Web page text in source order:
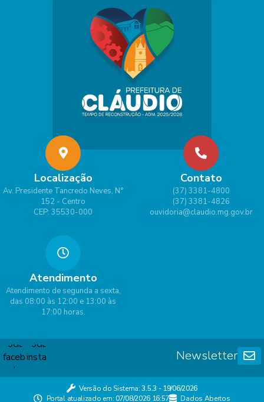
Localização
Av. Presidente Tancredo Neves, N°
152 - Centro
CEP: 35530-000
Contato
(37) 3381-4800
(37) 3381-4826
ouvidoria@claudio.mg.gov.br
Atendimento
Atendimento de segunda a sexta,
das 08:00 às 12:00 e 13:00 às
17:00 horas.
Newsletter
Versão do Sistema:3.5.3 - 19/06/2026
Portal atualizado em:07/08/2026 16:57 Dados Abertos